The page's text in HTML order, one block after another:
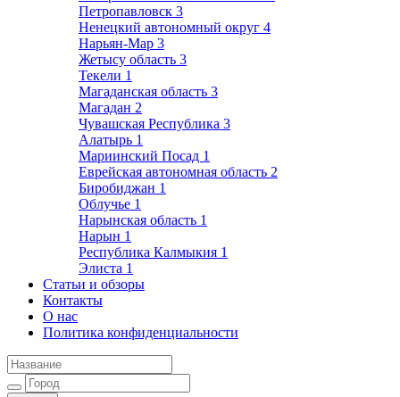
Петропавловск 3
Ненецкий автономный округ 4
Нарьян-Мар 3
Жетысу область 3
Текели 1
Магаданская область 3
Магадан 2
Чувашская Республика 3
Алатырь 1
Мариинский Посад 1
Еврейская автономная область 2
Биробиджан 1
Облучье 1
Нарынская область 1
Нарын 1
Республика Калмыкия 1
Элиста 1
Статьи и обзоры
Контакты
О нас
Политика конфиденциальности